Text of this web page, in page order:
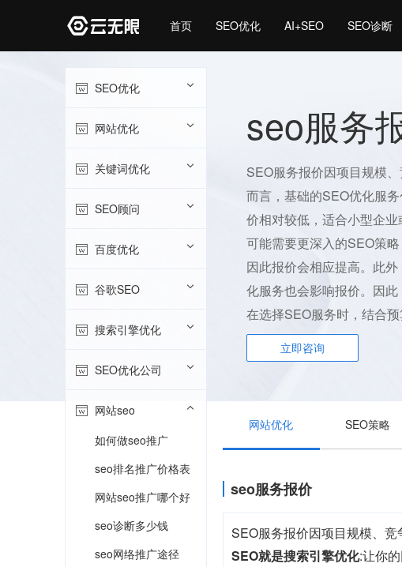
首页 SEO优化 AI+SEO SEO诊断
seo服务
SEO服务报价因项目规模
而言，基础的SEO优化服
价相对较低，适合小型企
可能需要更深入的SEO策
因此报价会相应提高。此
化服务也会影响报价。因
在选择SEO服务时，结合预
立即咨询
SEO优化
网站优化
关键词优化
SEO顾问
百度优化
谷歌SEO
搜索引擎优化
SEO优化公司
网站seo
如何做seo推广
seo排名推广价格表
网站seo推广哪个好
seo诊断多少钱
seo网络推广途径
网站优化 SEO策略
seo服务报价
SEO服务报价因项目规模、竞
SEO就是搜索引擎优化:让你